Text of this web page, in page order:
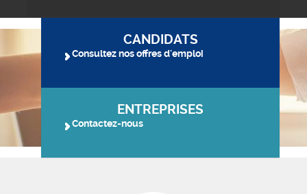
CANDIDATS
Consultez nos offres d'emploi
ENTREPRISES
Contactez-nous